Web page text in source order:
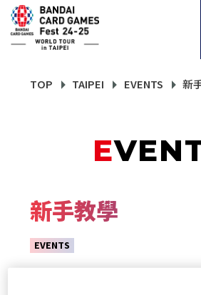
TOP TAIPEI EVENTS 新
新手教學
EVENTS